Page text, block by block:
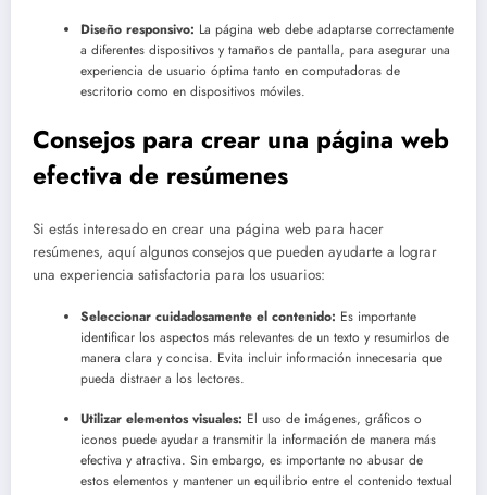
Diseño responsivo: La página web debe adaptarse correctamente
a diferentes dispositivos y tamaños de pantalla, para asegurar una
experiencia de usuario óptima tanto en computadoras de
escritorio como en dispositivos móviles.
Consejos para crear una página web
efectiva de resúmenes
Si estás interesado en crear una página web para hacer
resúmenes, aquí algunos consejos que pueden ayudarte a lograr
una experiencia satisfactoria para los usuarios:
Seleccionar cuidadosamente el contenido: Es importante
identificar los aspectos más relevantes de un texto y resumirlos de
manera clara y concisa. Evita incluir información innecesaria que
pueda distraer a los lectores.
Utilizar elementos visuales: El uso de imágenes, gráficos o
iconos puede ayudar a transmitir la información de manera más
efectiva y atractiva. Sin embargo, es importante no abusar de
estos elementos y mantener un equilibrio entre el contenido textual